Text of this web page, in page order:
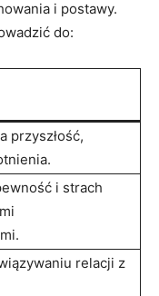
‍i postawy.
do:
przyszłość,
i strach
relacji z